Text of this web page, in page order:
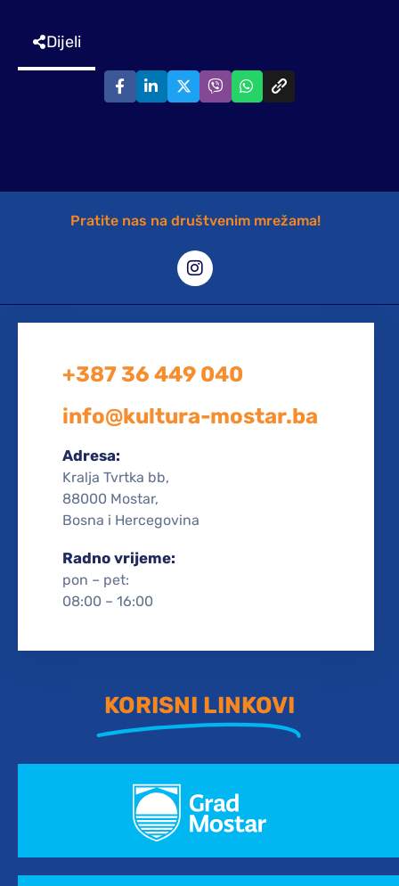
Dijeli
Pratite nas na društvenim mrežama!
+387 36 449 040
info@kultura-mostar.ba
Adresa:
Kralja Tvrtka bb,
88000 Mostar,
Bosna i Hercegovina
Radno vrijeme:
pon – pet:
08:00 – 16:00
KORISNI LINKOVI